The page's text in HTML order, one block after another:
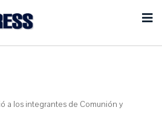
a los integrantes de Comunión y